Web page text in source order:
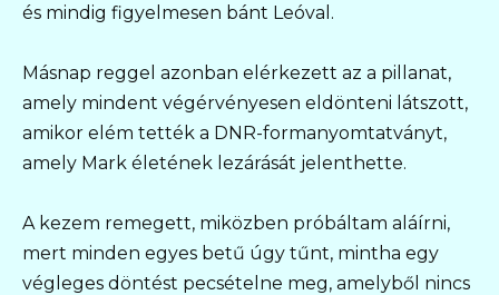
és mindig figyelmesen bánt Leóval.
Másnap reggel azonban elérkezett az a pillanat,
amely mindent végérvényesen eldönteni látszott,
amikor elém tették a DNR-formanyomtatványt,
amely Mark életének lezárását jelenthette.
A kezem remegett, miközben próbáltam aláírni,
mert minden egyes betű úgy tűnt, mintha egy
végleges döntést pecsételne meg, amelyből nincs